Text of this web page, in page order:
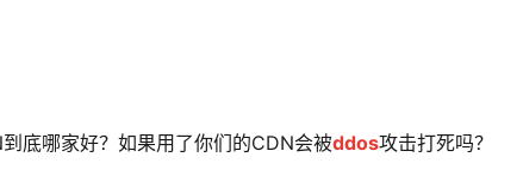
底哪家好？如果用了你们的CDN会被ddos攻击打死吗？